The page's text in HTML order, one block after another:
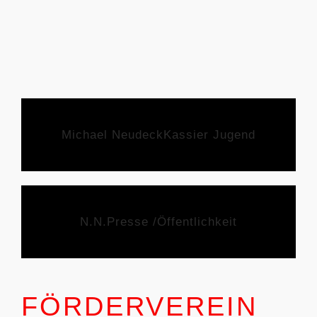
Michael NeudeckKassier Jugend
N.N. Presse /Öffentlichkeit
FÖRDERVEREIN